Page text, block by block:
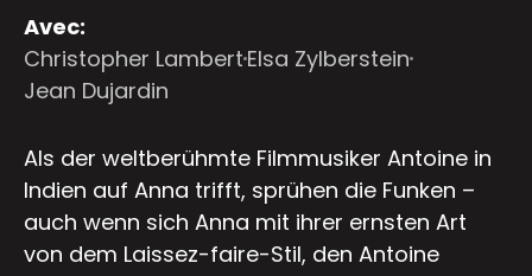
Avec:
Christopher Lambert Elsa Zylberstein
Jean Dujardin
Als der weltberühmte Filmmusiker Antoine in
Indien auf Anna trifft, sprühen die Funken –
auch wenn sich Anna mit ihrer ernsten Art
von dem Laissez-faire-Stil, den Antoine